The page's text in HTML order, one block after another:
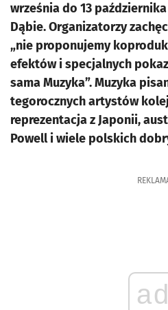
września do 13
Dąbie. Organizatorzy
„nie proponujemy
efektów i specjalnych
sama Muzyka”. Muzyka
tegorocznych artystów
reprezentacja z Japonii,
Powell i wiele polskich
ad